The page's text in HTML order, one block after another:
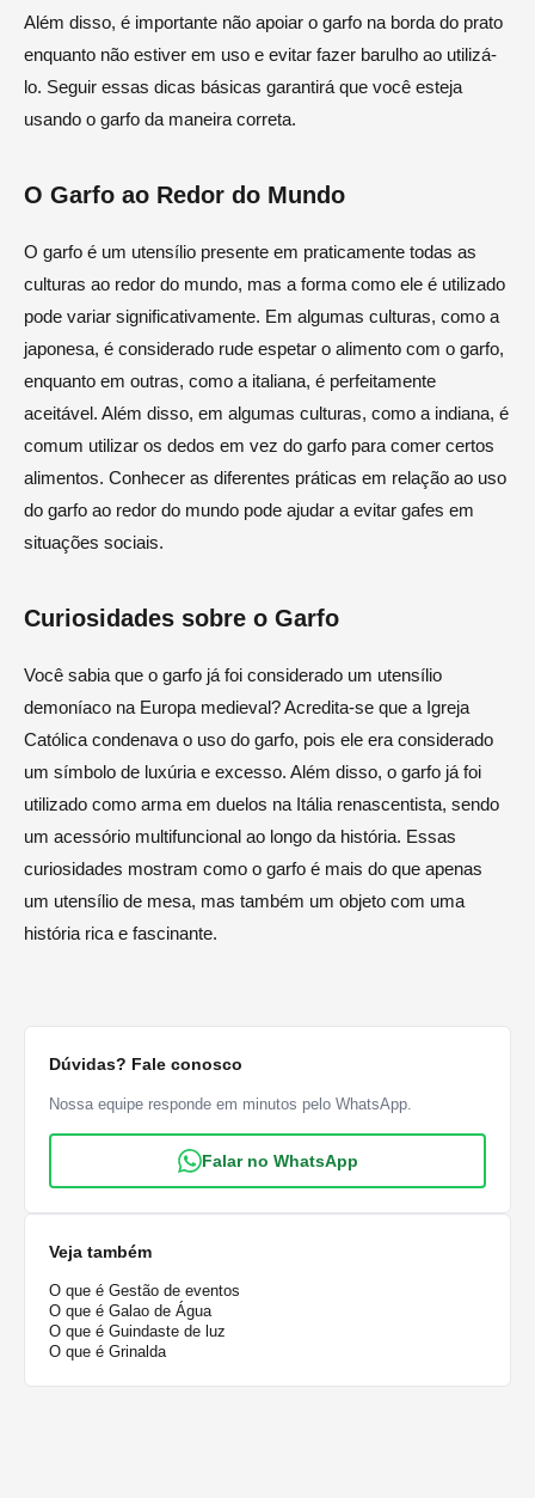
Além disso, é importante não apoiar o garfo na borda do prato
enquanto não estiver em uso e evitar fazer barulho ao utilizá-
lo. Seguir essas dicas básicas garantirá que você esteja
usando o garfo da maneira correta.
O Garfo ao Redor do Mundo
O garfo é um utensílio presente em praticamente todas as
culturas ao redor do mundo, mas a forma como ele é utilizado
pode variar significativamente. Em algumas culturas, como a
japonesa, é considerado rude espetar o alimento com o garfo,
enquanto em outras, como a italiana, é perfeitamente
aceitável. Além disso, em algumas culturas, como a indiana, é
comum utilizar os dedos em vez do garfo para comer certos
alimentos. Conhecer as diferentes práticas em relação ao uso
do garfo ao redor do mundo pode ajudar a evitar gafes em
situações sociais.
Curiosidades sobre o Garfo
Você sabia que o garfo já foi considerado um utensílio
demoníaco na Europa medieval? Acredita-se que a Igreja
Católica condenava o uso do garfo, pois ele era considerado
um símbolo de luxúria e excesso. Além disso, o garfo já foi
utilizado como arma em duelos na Itália renascentista, sendo
um acessório multifuncional ao longo da história. Essas
curiosidades mostram como o garfo é mais do que apenas
um utensílio de mesa, mas também um objeto com uma
história rica e fascinante.
Dúvidas? Fale conosco
Nossa equipe responde em minutos pelo WhatsApp.
Falar no WhatsApp
Veja também
O que é Gestão de eventos
O que é Galao de Água
O que é Guindaste de luz
O que é Grinalda